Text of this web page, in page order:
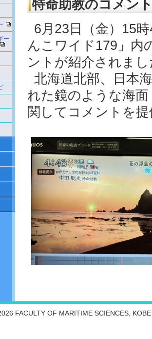
ー
特命助教のコメン
6月23日（金）15
んこワイド179」内
ントが紹介されま
北海道北部、日本
れた鏡のような海
関してコメントを
FACULTY OF MARITIME SCIENCES,